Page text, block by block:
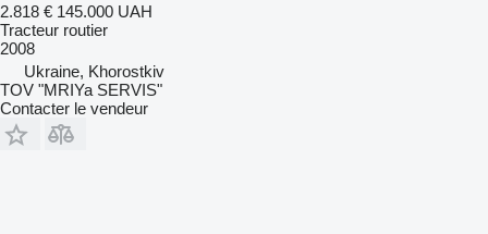
2.818 € 145.000 UAH
Tracteur routier
2008
Ukraine, Khorostkiv
TOV "MRIYa SERVIS"
Contacter le vendeur